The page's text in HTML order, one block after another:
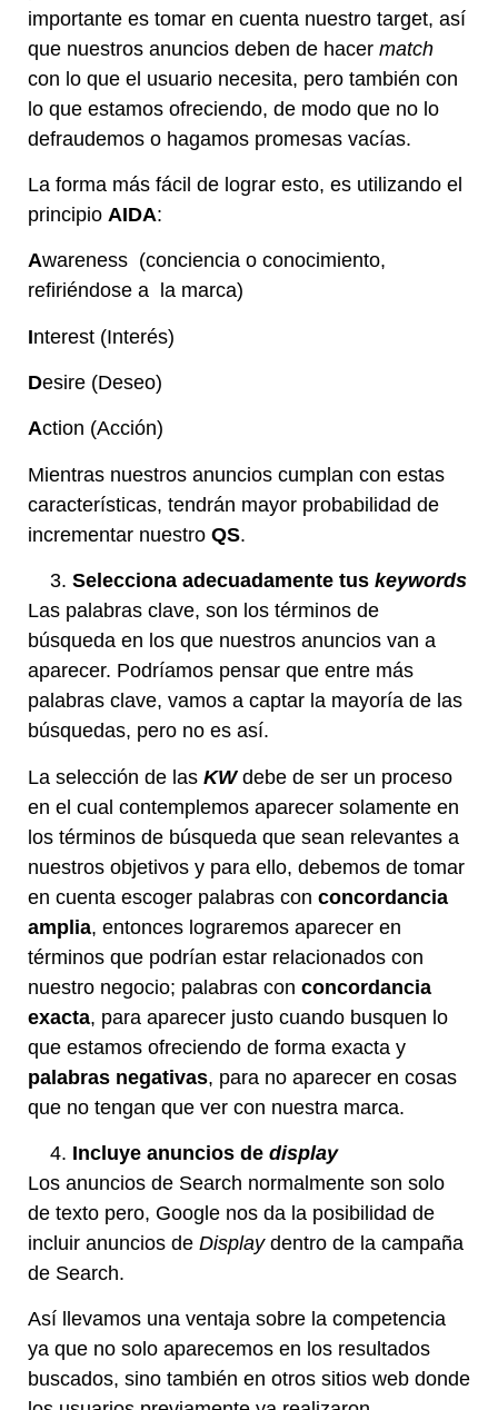
importante es tomar en cuenta nuestro target, así
que nuestros anuncios deben de hacer match
con lo que el usuario necesita, pero también con
lo que estamos ofreciendo, de modo que no lo
defraudemos o hagamos promesas vacías.
La forma más fácil de lograr esto, es utilizando el
principio AIDA:
Awareness (conciencia o conocimiento,
refiriéndose a la marca)
Interest (Interés)
Desire (Deseo)
Action (Acción)
Mientras nuestros anuncios cumplan con estas
características, tendrán mayor probabilidad de
incrementar nuestro QS.
Selecciona adecuadamente tus keywords
Las palabras clave, son los términos de
búsqueda en los que nuestros anuncios van a
aparecer. Podríamos pensar que entre más
palabras clave, vamos a captar la mayoría de las
búsquedas, pero no es así.
La selección de las KWdebe de ser un proceso
en el cual contemplemos aparecer solamente en
los términos de búsqueda que sean relevantes a
nuestros objetivos y para ello, debemos de tomar
en cuenta escoger palabras con concordancia
amplia, entonces lograremos aparecer en
términos que podrían estar relacionados con
nuestro negocio; palabras con concordancia
exacta, para aparecer justo cuando busquen lo
que estamos ofreciendo de forma exacta y
palabras negativas, para no aparecer en cosas
que no tengan que ver con nuestra marca.
Incluye anuncios de display
Los anuncios de Search normalmente son solo
de texto pero, Google nos da la posibilidad de
incluir anuncios de Displaydentro de la campaña
de Search.
Así llevamos una ventaja sobre la competencia
ya que no solo aparecemos en los resultados
buscados, sino también en otros sitios web donde